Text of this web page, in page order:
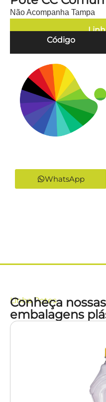
Não Acompanha Tampa
Código
WhatsApp
LinhaPotes
Conheça
embalagens